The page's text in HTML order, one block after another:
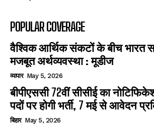
POPULAR COVERAGE
वैश्विक आर्थिक संकटों के बीच भारत
मजबूत अर्थव्यवस्था : मूडीज
व्यापार May 5, 2026
बीपीएससी 72वीं सीसीई का
पदों पर होगी भर्ती, 7 मई से आवेदन
बिहार May 5, 2026